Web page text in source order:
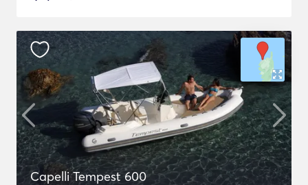
Capelli Tempest 600